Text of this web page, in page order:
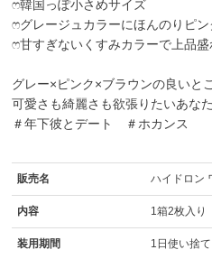
ෆ韓国っぽ小さめサイズ
ෆグレージュカラーにほんのりピン
ෆ甘すぎないくすみカラーで上品盛
グレー×ピンク×ブラウンの良いと
可愛さも綺麗さも欲張りたいあな
＃年下彼とデート ＃ホカンス
販売名 ハイドロン
内容 1箱2枚入り
装用期間 1日使い捨